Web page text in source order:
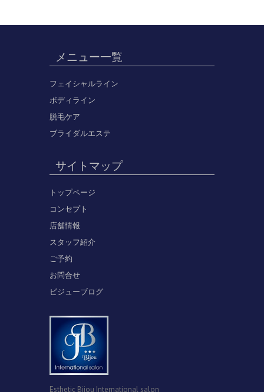
メニュー一覧
フェイシャルライン
ボディライン
脱毛ケア
ブライダルエステ
サイトマップ
トップページ
コンセプト
店舗情報
スタッフ紹介
ご予約
お問合せ
ビジューブログ
Esthetic Bijou International salon